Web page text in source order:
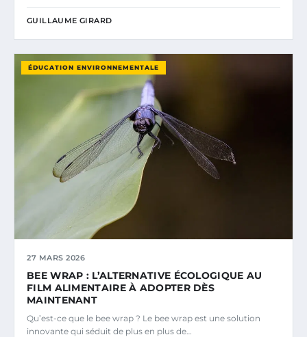
GUILLAUME GIRARD
ÉDUCATION ENVIRONNEMENTALE
27 MARS 2026
BEE WRAP : L’ALTERNATIVE ÉCOLOGIQUE AU
FILM ALIMENTAIRE À ADOPTER DÈS
MAINTENANT
Qu’est-ce que le bee wrap ? Le bee wrap est une solution
innovante qui séduit de plus en plus de…